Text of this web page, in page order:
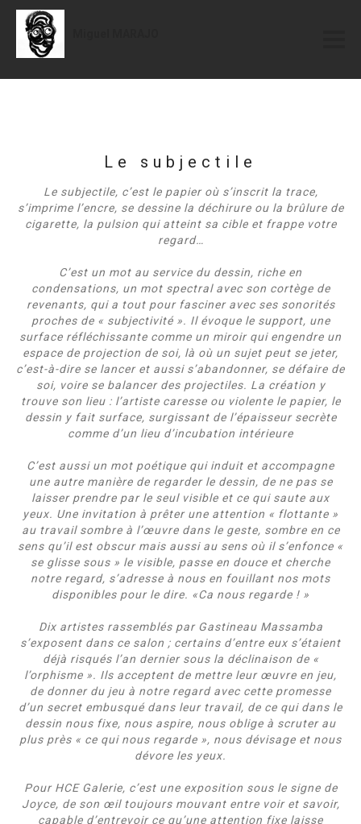
Le subjectile
Le subjectile, c’est le papier où s’inscrit la trace,
s’imprime l’encre, se dessine la déchirure ou la brûlure de
cigarette, la pulsion qui atteint sa cible et frappe votre
regard…
C’est un mot au service du dessin, riche en
condensations, un mot spectral avec son cortège de
revenants, qui a tout pour fasciner avec ses sonorités
proches de « subjectivité ». Il évoque le support, une
surface réfléchissante comme un miroir qui engendre un
espace de projection de soi, là où un sujet peut se jeter,
c’est-à-dire se lancer et aussi s’abandonner, se défaire de
soi, voire se balancer des projectiles. La création y
trouve son lieu : l’artiste caresse ou violente le papier, le
dessin y fait surface, surgissant de l’épaisseur secrète
comme d’un lieu d’incubation intérieure
C’est aussi un mot poétique qui induit et accompagne
une autre manière de regarder le dessin, de ne pas se
laisser prendre par le seul visible et ce qui saute aux
yeux. Une invitation à prêter une attention « flottante »
au travail sombre à l’œuvre dans le geste, sombre en ce
sens qu’il est obscur mais aussi au sens où il s’enfonce «
se glisse sous » le visible, passe en douce et cherche
notre regard, s’adresse à nous en fouillant nos mots
disponibles pour le dire. «Ca nous regarde ! »
Dix artistes rassemblés par Gastineau Massamba
s’exposent dans ce salon ; certains d’entre eux s’étaient
déjà risqués l’an dernier sous la déclinaison de «
l’orphisme ». Ils acceptent de mettre leur œuvre en jeu,
de donner du jeu à notre regard avec cette promesse
d’un secret embusqué dans leur travail, de ce qui dans le
dessin nous fixe, nous aspire, nous oblige à scruter au
plus près « ce qui nous regarde », nous dévisage et nous
dévore les yeux.
Pour HCE Galerie, c’est une exposition sous le signe de
Joyce, de son œil toujours mouvant entre voir et savoir,
capable d’entrevoir ce qu’une attention fixe laisse